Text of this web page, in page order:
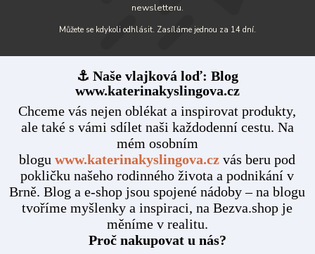
newsletteru.
Můžete se kdykoli odhlásit. Zasíláme jednou za 14 dní.
⚓ Naše vlajková loď: Blog
www.katerinakyslingova.cz
Chceme vás nejen oblékat a inspirovat produkty,
ale také s vámi sdílet naši každodenní cestu. Na
mém osobním
bloguwww.katerinakyslingova.cz vás beru pod
pokličku našeho rodinného života a podnikání v
Brně. Blog a e-shop jsou spojené nádoby – na blogu
tvoříme myšlenky a inspiraci, na Bezva.shop je
měníme v realitu.
Proč nakupovat u nás?